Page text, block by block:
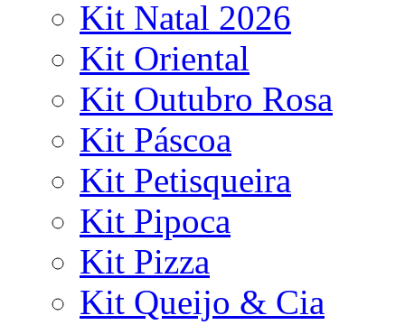
Kit Natal 2026
Kit Oriental
Kit Outubro Rosa
Kit Páscoa
Kit Petisqueira
Kit Pipoca
Kit Pizza
Kit Queijo & Cia